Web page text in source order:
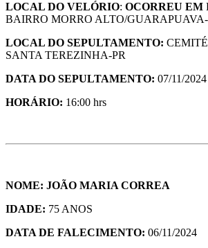
LOCAL DO VELÓRIO: OCORREU EM
BAIRRO MORRO ALTO/GUARAPUAVA-
LOCAL DO SEPULTAMENTO:
SANTA TEREZINHA-PR
DATA DO SEPULTAMENTO: 07/11/2024
HORÁRIO: 16:00 hrs
NOME: JOÃO MARIA CORREA
IDADE: 75 ANOS
DATA DE FALECIMENTO: 06/11/2024